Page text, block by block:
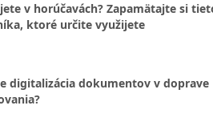
v horúčavách? Zapamätajte si
ktoré určite využijete
digitalizácia dokumentov v doprave